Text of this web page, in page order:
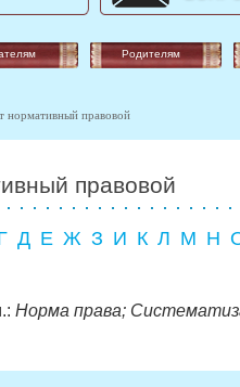
Родителям
нормативный правовой
правовой
Д Е Ж З И К Л М Н
Норма права;